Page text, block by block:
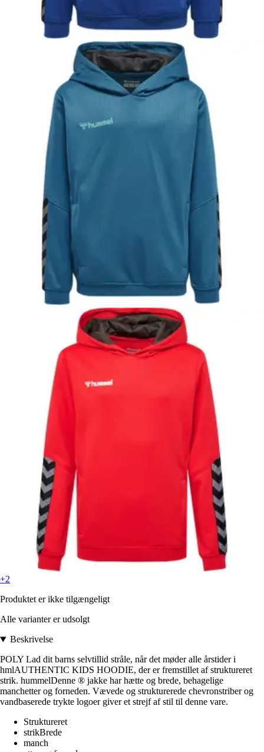
+2
Produktet er ikke tilgængeligt
Alle varianter er udsolgt
Beskrivelse
POLY Lad dit barns selvtillid stråle, når det møder alle årstider i
hmlAUTHENTIC KIDS HOODIE, der er fremstillet af struktureret
strik. hummelDenne ® jakke har hætte og brede, behagelige
manchetter og forneden. Vævede og strukturerede chevronstriber og
vandbaserede trykte logoer giver et strejf af stil til denne vare.
Struktureret
strikBrede
manch